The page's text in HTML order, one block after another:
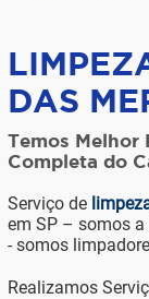
DAS
Temos Melhor
Completa do
Serviço de
em SP – somos
- somos
Realizamos